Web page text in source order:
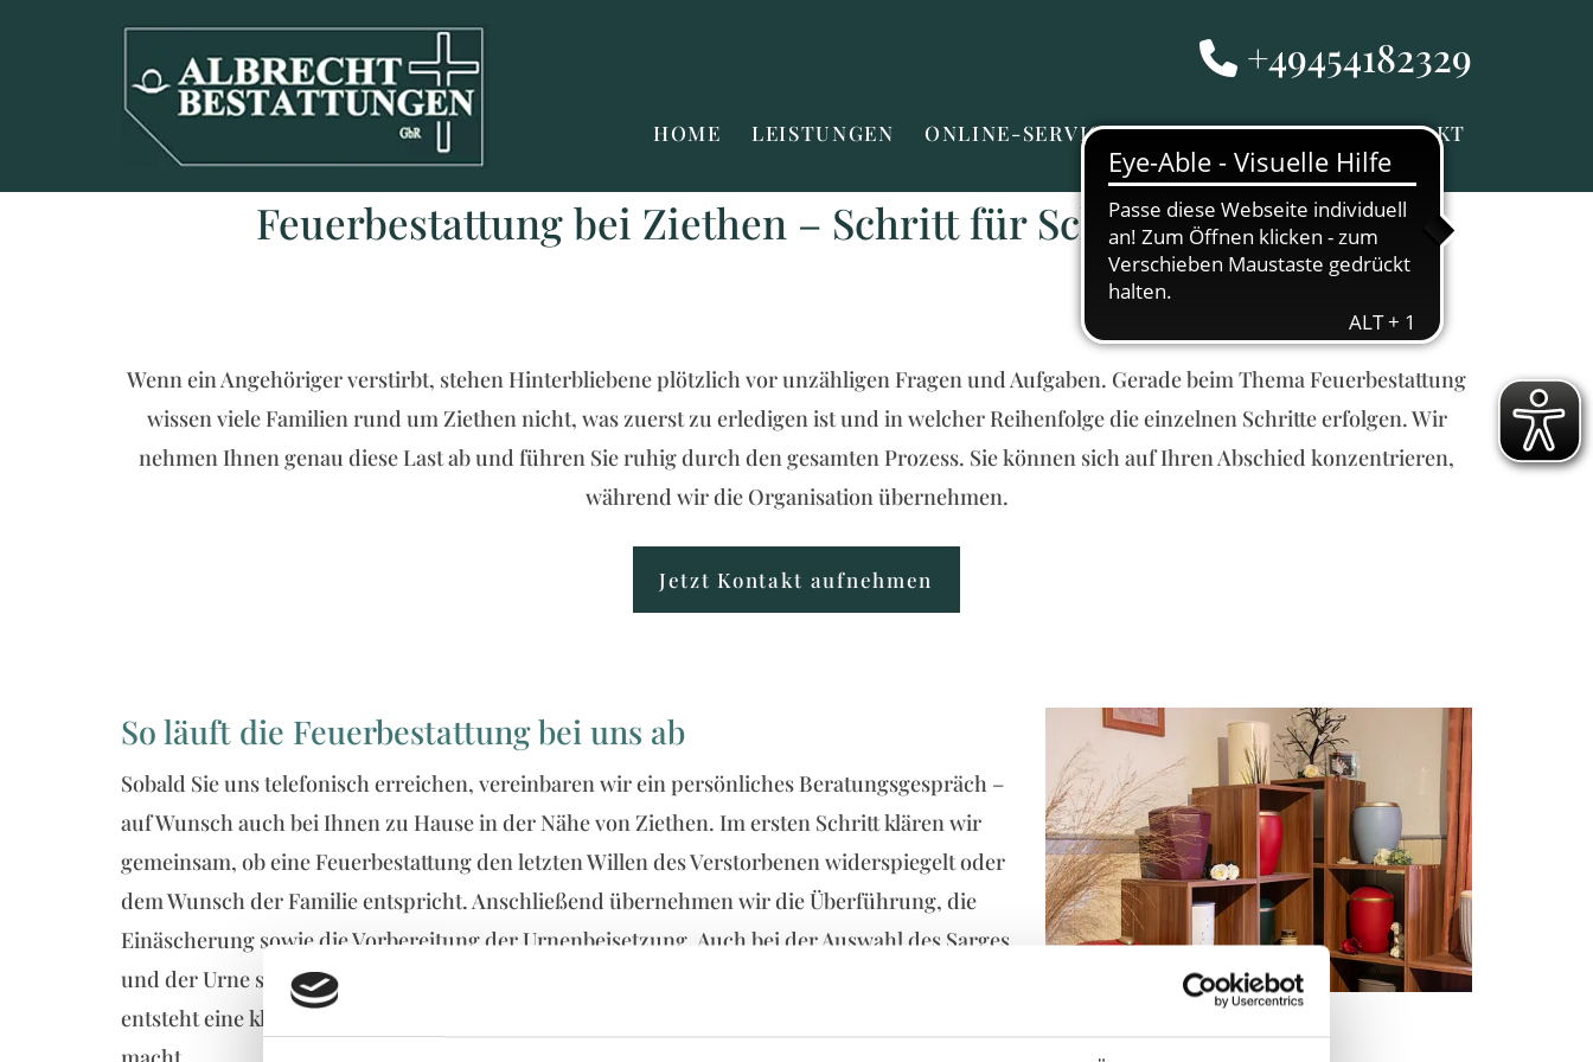
 +49454182329
HOME LEISTUNGEN ONLINE-SERVICE GEDENKPORTAL KONTAKT
Feuerbestattung bei Ziethen – Schritt für Schritt begleitet
Wenn ein Angehöriger verstirbt, stehen Hinterbliebene plötzlich vor unzähligen Fragen und Aufgaben. Gerade beim Thema Feuerbestattung
wissen viele Familien rund um Ziethen nicht, was zuerst zu erledigen ist und in welcher Reihenfolge die einzelnen Schritte erfolgen. Wir
nehmen Ihnen genau diese Last ab und führen Sie ruhig durch den gesamten Prozess. Sie können sich auf Ihren Abschied konzentrieren,
während wir die Organisation übernehmen.
Jetzt Kontakt aufnehmen
So läuft die Feuerbestattung bei uns ab
Sobald Sie uns telefonisch erreichen, vereinbaren wir ein persönliches Beratungsgespräch –
auf Wunsch auch bei Ihnen zu Hause in der Nähe von Ziethen. Im ersten Schritt klären wir
gemeinsam, ob eine Feuerbestattung den letzten Willen des Verstorbenen widerspiegelt oder
dem Wunsch der Familie entspricht. Anschließend übernehmen wir die Überführung, die
Einäscherung sowie die Vorbereitung der Urnenbeisetzung. Auch bei der Auswahl des Sarges
und der Urne stehen wir beratend zur Seite und erklären jeden Schritt verständlich. So
entsteht eine klare Linie, die Ihnen Sicherheit gibt und das Geschehen nachvollziehbar